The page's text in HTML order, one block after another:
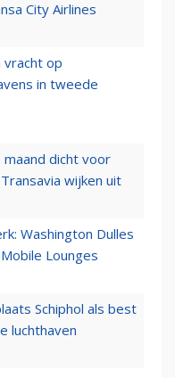
City Airlines
vracht op
in tweede
maand dicht voor
wijken uit
Washington Dulles
Lounges
Schiphol als best
luchthaven